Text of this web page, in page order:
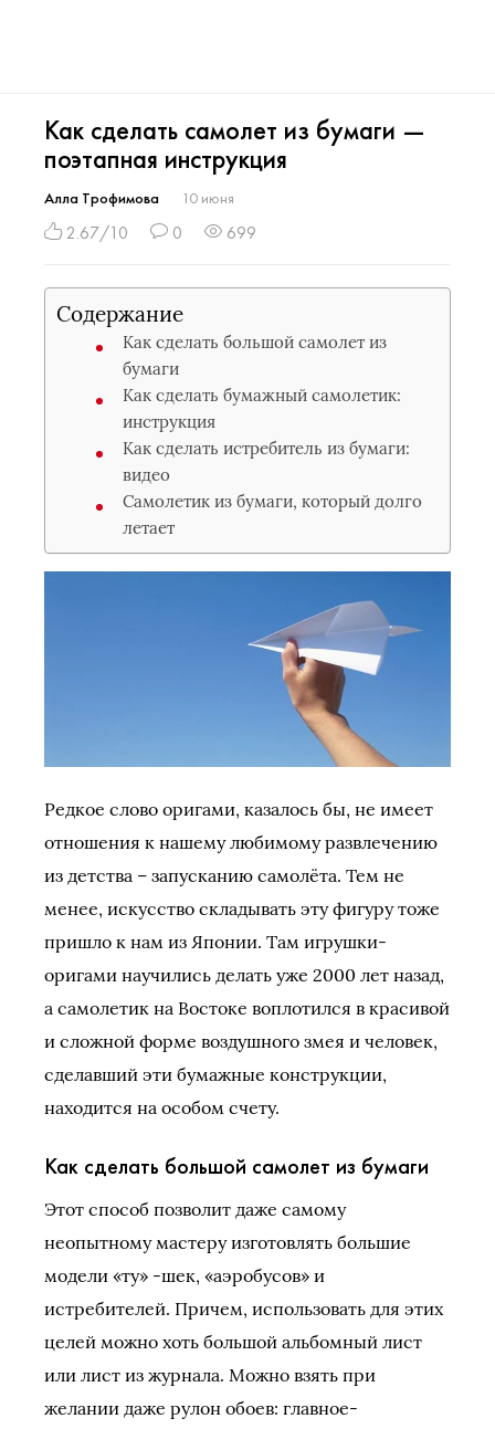
Как сделать самолет из бумаги —
поэтапная инструкция
Алла Трофимова 10 июня
2.67/10 0 699
Содержание
Как сделать большой самолет из
бумаги
Как сделать бумажный самолетик:
инструкция
Как сделать истребитель из бумаги:
видео
Самолетик из бумаги, который долго
летает
Редкое слово оригами, казалось бы, не имеет
отношения к нашему любимому развлечению
из детства – запусканию самолёта. Тем не
менее, искусство складывать эту фигуру тоже
пришло к нам из Японии. Там игрушки-
оригами научились делать уже 2000 лет назад,
а самолетик на Востоке воплотился в красивой
и сложной форме воздушного змея и человек,
сделавший эти бумажные конструкции,
находится на особом счету.
Как сделать большой самолет из бумаги
Этот способ позволит даже самому
неопытному мастеру изготовлять большие
модели «ту» -шек, «аэробусов» и
истребителей. Причем, использовать для этих
целей можно хоть большой альбомный лист
или лист из журнала. Можно взять при
желании даже рулон обоев: главное-